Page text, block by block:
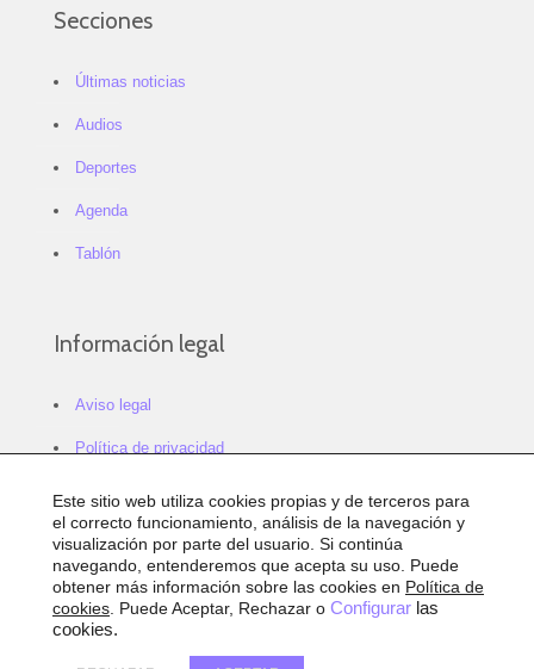
Secciones
Últimas noticias
Audios
Deportes
Agenda
Tablón
Información legal
Aviso legal
Política de privacidad
Política de cookies
Configurar cookies
Sitemap
Accesibilidad
Este sitio web utiliza cookies propias y de terceros para
el correcto funcionamiento, análisis de la navegación y
visualización por parte del usuario. Si continúa
navegando, entenderemos que acepta su uso. Puede
obtener más información sobre las cookies en Política de
cookies . Puede Aceptar, Rechazar o Configurar las
cookies.